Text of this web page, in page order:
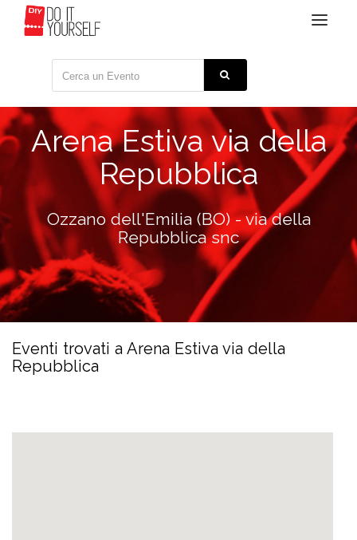
Toggle
Arena Estiva via della
Repubblica
Ozzano dell'Emilia (BO) - via della
Repubblica snc
Eventi trovati a Arena Estiva via della
Repubblica